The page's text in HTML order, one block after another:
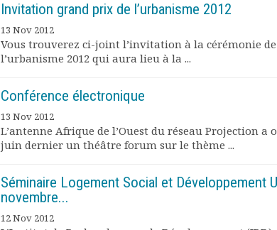
Invitation grand prix de l’urbanisme 2012
13 Nov 2012
Vous trouverez ci-joint l’invitation à la cérémonie
l’urbanisme 2012 qui aura lieu à la ...
Conférence électronique
13 Nov 2012
L’antenne Afrique de l’Ouest du réseau Projection a
juin dernier un théâtre forum sur le thème ...
Séminaire Logement Social et Développement
novembre...
12 Nov 2012